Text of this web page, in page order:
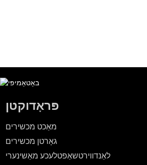
פּראָדוקטן
מאַכט מכשירים
גאָרטן מכשירים
לאַנדווירטשאַפטלעכע מאַשינערי